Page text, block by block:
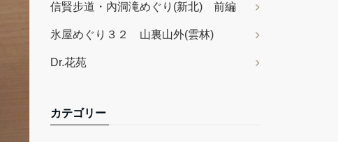
信賢步道・內洞滝めぐり(新北) 前編
氷屋めぐり３２ 山裏山外(雲林)
Dr.花苑
カテゴリー